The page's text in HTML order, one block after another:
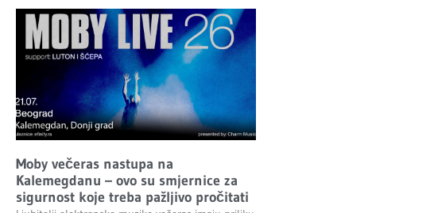
Moby večeras nastupa na
Kalemegdanu – ovo su smjernice za
sigurnost koje treba pažljivo pročitati